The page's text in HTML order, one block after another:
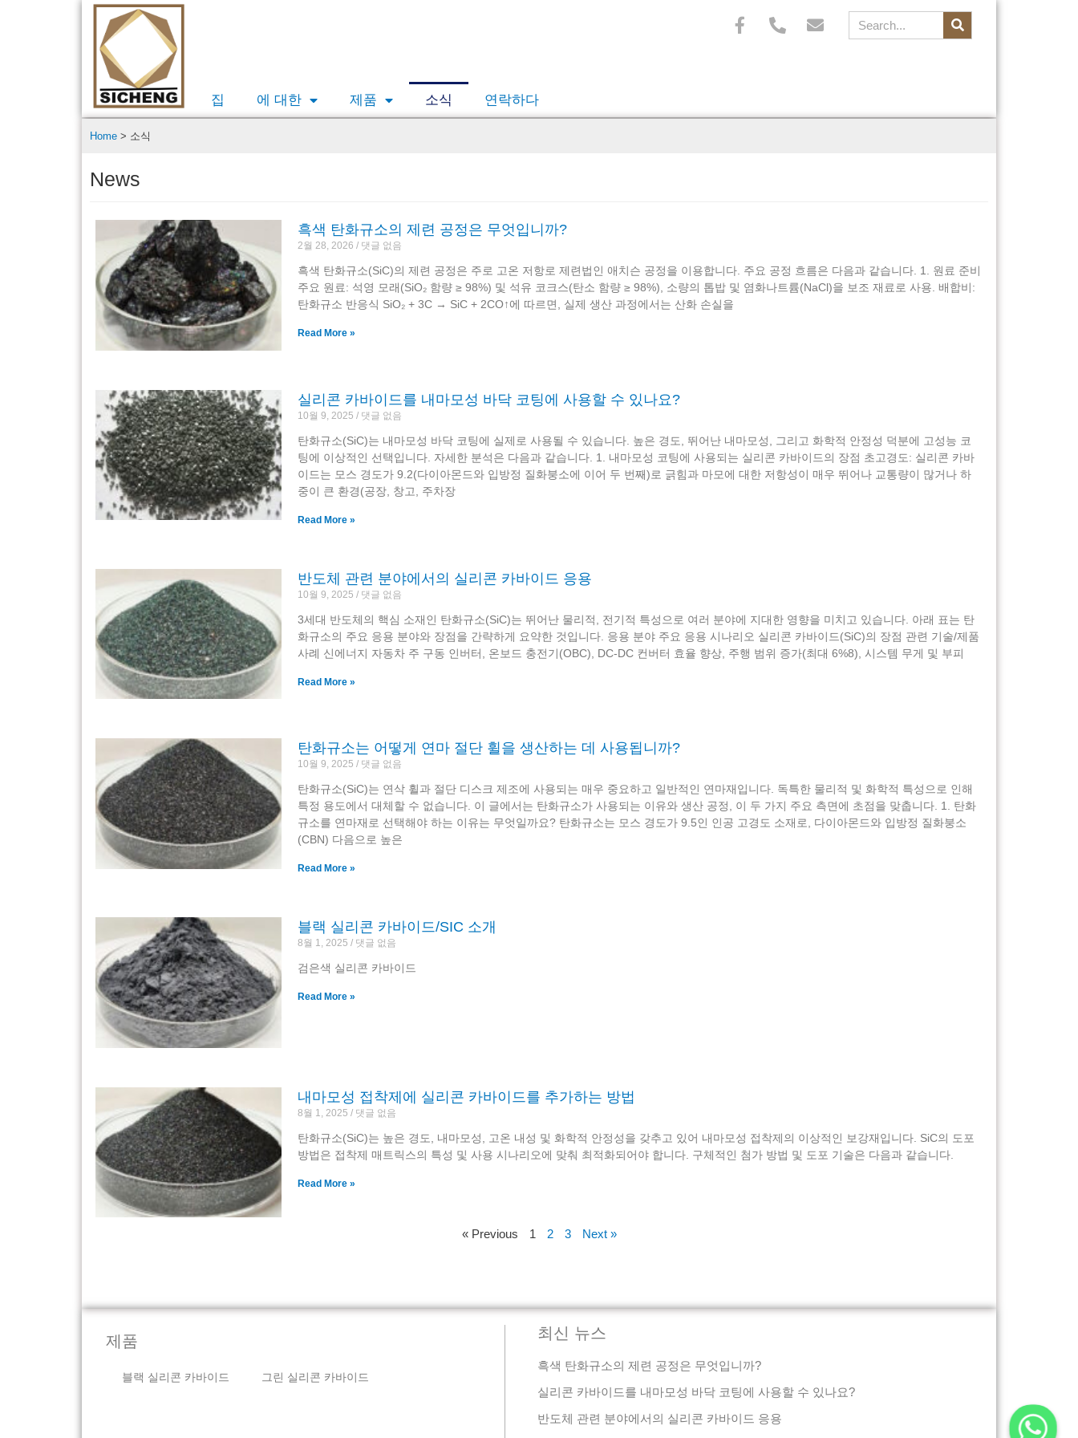
집 에 대한 제품 소식 연락하다
Home > 소식
News
흑색 탄화규소의 제련 공정은 무엇입니까?
2월 28, 2026 댓글 없음
흑색 탄화규소(SiC)의 제련 공정은 주로 고온 저항로 제련법인 애치슨 공정을 이용합니다. 주요 공정 흐름은 다음과 같습니다. 1. 원료 준비
주요 원료: 석영 모래(SiO₂ 함량 ≥ 98%) 및 석유 코크스(탄소 함량 ≥ 98%), 소량의 톱밥 및 염화나트륨(NaCl)을 보조 재료로 사용. 배합비:
탄화규소 반응식 SiO₂ + 3C → SiC + 2CO↑에 따르면, 실제 생산 과정에서는 산화 손실을
Read More »
실리콘 카바이드를 내마모성 바닥 코팅에 사용할 수 있나요?
10월 9, 2025 댓글 없음
탄화규소(SiC)는 내마모성 바닥 코팅에 실제로 사용될 수 있습니다. 높은 경도, 뛰어난 내마모성, 그리고 화학적 안정성 덕분에 고성능 코
팅에 이상적인 선택입니다. 자세한 분석은 다음과 같습니다. 1. 내마모성 코팅에 사용되는 실리콘 카바이드의 장점 초고경도: 실리콘 카바
이드는 모스 경도가 9.2(다이아몬드와 입방정 질화붕소에 이어 두 번째)로 긁힘과 마모에 대한 저항성이 매우 뛰어나 교통량이 많거나 하
중이 큰 환경(공장, 창고, 주차장
Read More »
반도체 관련 분야에서의 실리콘 카바이드 응용
10월 9, 2025 댓글 없음
3세대 반도체의 핵심 소재인 탄화규소(SiC)는 뛰어난 물리적, 전기적 특성으로 여러 분야에 지대한 영향을 미치고 있습니다. 아래 표는 탄
화규소의 주요 응용 분야와 장점을 간략하게 요약한 것입니다. 응용 분야 주요 응용 시나리오 실리콘 카바이드(SiC)의 장점 관련 기술/제품
사례 신에너지 자동차 주 구동 인버터, 온보드 충전기(OBC), DC-DC 컨버터 효율 향상, 주행 범위 증가(최대 6%8), 시스템 무게 및 부피
Read More »
탄화규소는 어떻게 연마 절단 휠을 생산하는 데 사용됩니까?
10월 9, 2025 댓글 없음
탄화규소(SiC)는 연삭 휠과 절단 디스크 제조에 사용되는 매우 중요하고 일반적인 연마재입니다. 독특한 물리적 및 화학적 특성으로 인해
특정 용도에서 대체할 수 없습니다. 이 글에서는 탄화규소가 사용되는 이유와 생산 공정, 이 두 가지 주요 측면에 초점을 맞춥니다. 1. 탄화
규소를 연마재로 선택해야 하는 이유는 무엇일까요? 탄화규소는 모스 경도가 9.5인 인공 고경도 소재로, 다이아몬드와 입방정 질화붕소
(CBN) 다음으로 높은
Read More »
블랙 실리콘 카바이드/SIC 소개
8월 1, 2025 댓글 없음
검은색 실리콘 카바이드
Read More »
내마모성 접착제에 실리콘 카바이드를 추가하는 방법
8월 1, 2025 댓글 없음
탄화규소(SiC)는 높은 경도, 내마모성, 고온 내성 및 화학적 안정성을 갖추고 있어 내마모성 접착제의 이상적인 보강재입니다. SiC의 도포
방법은 접착제 매트릭스의 특성 및 사용 시나리오에 맞춰 최적화되어야 합니다. 구체적인 첨가 방법 및 도포 기술은 다음과 같습니다.
Read More »
« Previous 1 2 3 Next »
제품
블랙 실리콘 카바이드 그린 실리콘 카바이드
최신 뉴스
흑색 탄화규소의 제련 공정은 무엇입니까?
실리콘 카바이드를 내마모성 바닥 코팅에 사용할 수 있나요?
반도체 관련 분야에서의 실리콘 카바이드 응용